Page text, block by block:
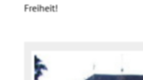
Freiheit!